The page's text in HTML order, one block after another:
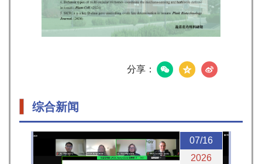
分享：
综合新闻
07/16
2026